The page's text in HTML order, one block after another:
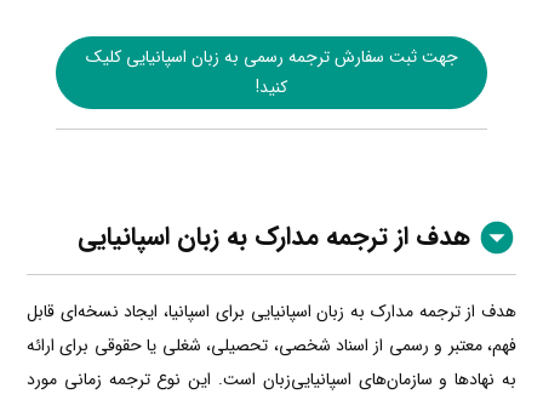
جهت ثبت سفارش ترجمه رسمی به زبان اسپانیایی کلیک
کنید!
هدف از ترجمه مدارک به زبان اسپانیایی
هدف از ترجمه مدارک به زبان اسپانیایی برای اسپانیا، ایجاد نسخه‌ای قابل
فهم، معتبر و رسمی از اسناد شخصی، تحصیلی، شغلی یا حقوقی برای ارائه
به نهادها و سازمان‌های اسپانیایی‌زبان است. این نوع ترجمه زمانی مورد